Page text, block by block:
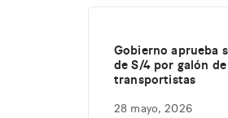
Gobierno aprueba
de S/4 por galón
transportistas
28 mayo, 2026